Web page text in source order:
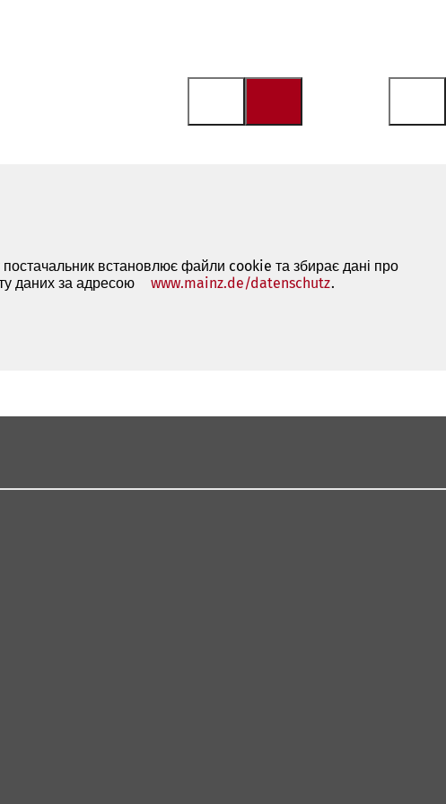
постачальник встановлює файли cookie та збирає дані про
даних за адресою
www.mainz.de/datenschutz(Відкривається
.